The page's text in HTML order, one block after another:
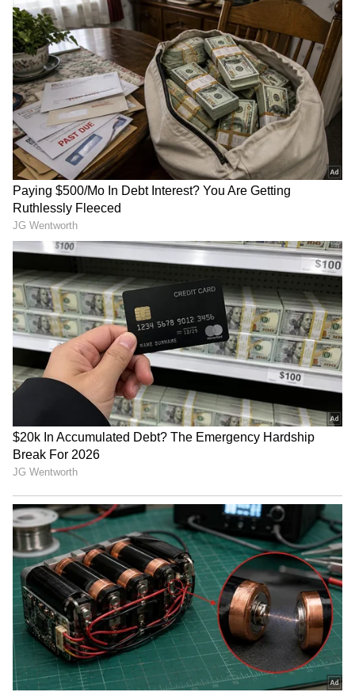
சிபிசிஐடிக்கு வழக்கு மாற்றம்
அடுத்த நாள் காலை அதாவது 19-4-2022
அன்று காலை இருவருக்கும் உணவு
வழங்கப்பட்டிருக்கிறது. காலை. உணவு
சாப்பிட்டபின், காலை விக்னேஷ்க்கு
திடீரென்று வாந்தி வலிப்பு வந்திருக்கிறது
உடனே அருகில் இருக்கக்கூடிய தனியார்
மருத்துவமனைக்கு அவரைக் கொண்டு
சென்றிருக்கிறார்கள். அங்கிருந்து மேல்
சிகிச்சைக்காக கீழ்ப்பாக்கம் அரசு
மருத்துவமனைக்கு அவர் கொண்டு
செல்லப்பட்டிருக்கிறார். ஆனால் அங்கு
இறந்த நிலையில் கொண்டு வரப்பட்டதாகத்
தெரிவித்துள்ளனர்.இதனைத் தொடர்ந்து,
விக்னேஷ் இறப்பு குறித்து “சந்தேக மரணம்"
என முறைப்படி வழக்குப் பதிவு செய்து
மேஜிஸ்ட்ரேட் விசாரணை நடைபெற்று
வருகிறது விக்னேஷினுடைய உடல் 201-4-
2022 அன்று மேஜிஸ்ட்ரேட் அவர்கள்
முன்னிலையில் மருத்துவக் குழுவினரால்
பிணக் கூராய்வு செய்யப்பட்டிருக்கிறது.
கலைஞரை கொண்டாட
காரணம் இதுதான்.!
பேரவையில் பிரேமலதா
விளாசல்: விவசாயிகள் கடனை
தள்ளுபடி செய்யாத அரசுக்கு
கண்டனம்!
மேகதாட்டு விவகாரத்தில்
அரசின் மெத்தனப் போக்கைக்
கடுமையாகத் தாக்கிய
பிரேமலதா விஜயகாந்த் !